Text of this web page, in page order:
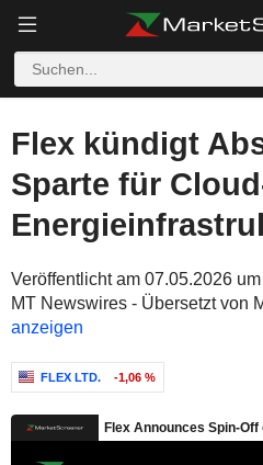
Flex kündigt
Sparte für
Veröffentlicht am 07.05.2026
MT Newswires - Übersetzt von
anzeigen
FLEX LTD. -1,06 %